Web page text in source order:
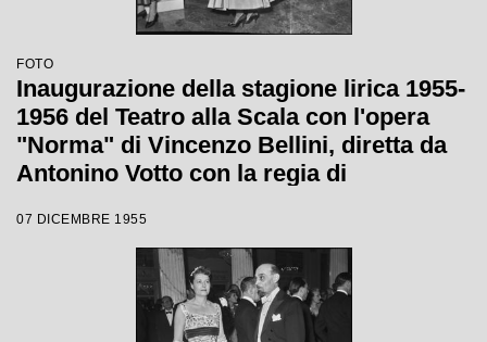
FOTO
Inaugurazione della stagione lirica 1955-
1956 del Teatro alla Scala con l'opera
"Norma" di Vincenzo Bellini, diretta da
Antonino Votto con la regia di
07 DICEMBRE 1955